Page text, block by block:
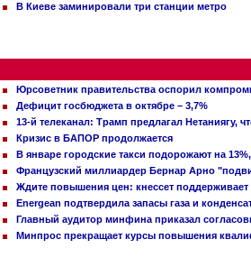
В Киеве заминировали три станции метро
Юрсоветник правительства оспорил
Дефицит госбюджета в октябре – 3,7%
13-й телеканал: Трамп предлагал
Кризис в БАПОР продолжается
В январе городские такси подорожают на
Французский миллиардер Бернар Арно
Ждите повышения цен: кнессет
Energean подтвердила запасы газа и
Главный аудитор минфина приказал
Минпрос прекращает курсы повышения